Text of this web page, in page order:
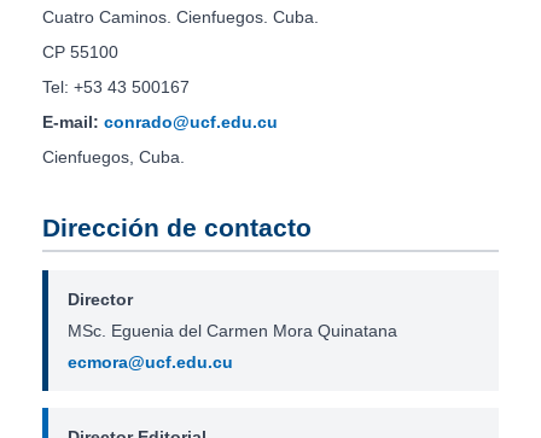
Cuatro Caminos. Cienfuegos. Cuba.
CP 55100
Tel: +53 43 500167
E-mail: conrado@ucf.edu.cu
Cienfuegos, Cuba.
Dirección de contacto
Director
MSc. Eguenia del Carmen Mora Quinatana
ecmora@ucf.edu.cu